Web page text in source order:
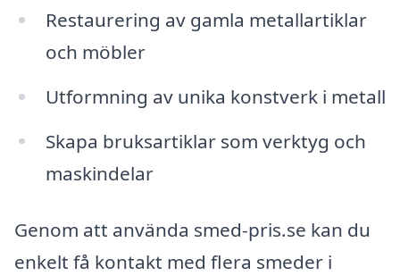
Restaurering av gamla metallartiklar
och möbler
Utformning av unika konstverk i metall
Skapa bruksartiklar som verktyg och
maskindelar
Genom att använda smed-pris.se kan du
enkelt få kontakt med flera smeder i